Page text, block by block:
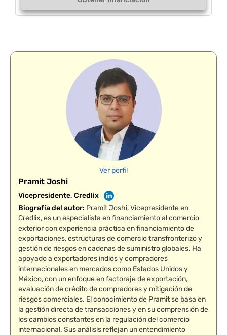
Ver perfil
Pramit Joshi
Vicepresidente, Credlix
Biografía del autor: Pramit Joshi, Vicepresidente en
Credlix, es un especialista en financiamiento al comercio
exterior con experiencia práctica en financiamiento de
exportaciones, estructuras de comercio transfronterizo y
gestión de riesgos en cadenas de suministro globales. Ha
apoyado a exportadores indios y compradores
internacionales en mercados como Estados Unidos y
México, con un enfoque en factoraje de exportación,
evaluación de crédito de compradores y mitigación de
riesgos comerciales. El conocimiento de Pramit se basa en
la gestión directa de transacciones y en su comprensión de
los cambios constantes en la regulación del comercio
internacional. Sus análisis reflejan un entendimiento